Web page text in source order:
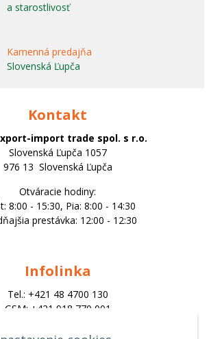
a starostlivosť
Kamenná predajňa
Slovenská Ľupča
Kontakt
import trade spol. s r.o.
Slovenská Ľupča 1057
976 13 Slovenská Ľupča
Otváracie hodiny:
8:00 - 15:30, Pia: 8:00 - 14:30
prestávka: 12:00 - 12:30
Infolinka
Tel.: +421 48 4700 130
GSM: +421 918 770 001